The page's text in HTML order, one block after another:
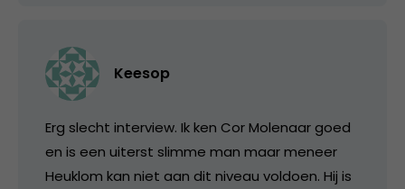
Keesop
Erg slecht interview. Ik ken Cor Molenaar goed
en is een uiterst slimme man maar meneer
Heuklom kan niet aan dit niveau voldoen. Hij is